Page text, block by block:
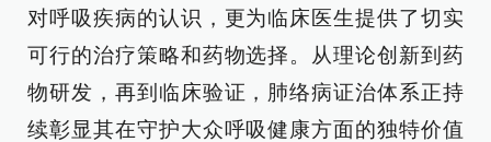
对呼吸疾病的认识，更为临床医生提供了切实
可行的治疗策略和药物选择。从理论创新到药
物研发，再到临床验证，肺络病证治体系正持
续彰显其在守护大众呼吸健康方面的独特价值